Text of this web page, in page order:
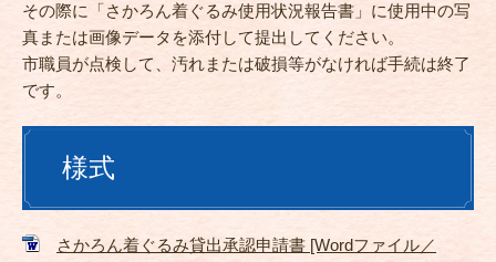
その際に「さかろん着ぐるみ使用状況報告書」に使用中の写
真または画像データを添付して提出してください。
市職員が点検して、汚れまたは破損等がなければ手続は終了
です。
様式
さかろん着ぐるみ貸出承認申請書 [Wordファイル／